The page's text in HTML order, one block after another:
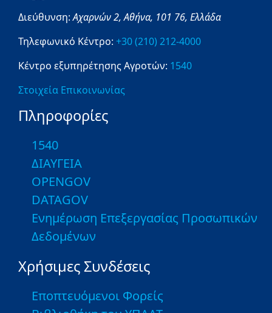
Διεύθυνση:Αχαρνών 2,Αθήνα, 101 76, Ελλάδα
Τηλεφωνικό Κέντρο: +30 (210) 212-4000
Κέντρο εξυπηρέτησης Αγροτών: 1540
Στοιχεία Επικοινωνίας
Πληροφορίες
1540
ΔΙΑΥΓΕΙΑ
OPENGOV
DATAGOV
Ενημέρωση Επεξεργασίας Προσωπικών
Δεδομένων
Χρήσιμες Συνδέσεις
Εποπτευόμενοι Φορείς